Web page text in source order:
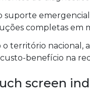
suporte
completas
território nacional,
benefício na
screen